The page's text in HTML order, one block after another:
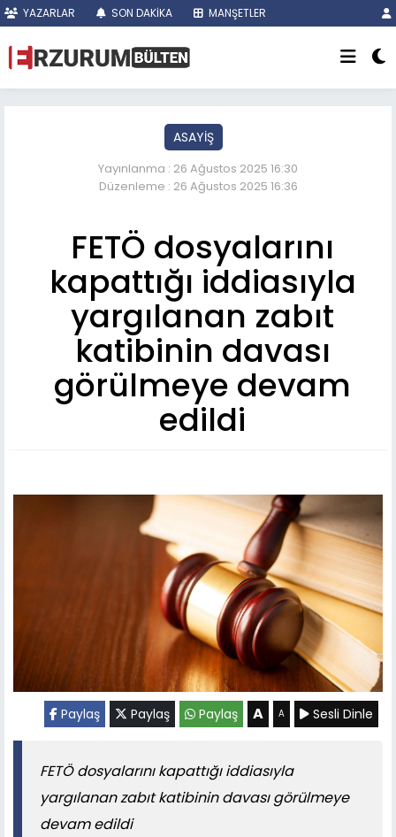
YAZARLAR SON DAKİKA MANŞETLER
ASAYİŞ
Yayınlanma : 26 Ağustos 2025 16:30
Düzenleme : 26 Ağustos 2025 16:36
FETÖ dosyalarını
kapattığı iddiasıyla
yargılanan zabıt
katibinin davası
görülmeye devam
edildi
Paylaş Paylaş Paylaş A A Sesli Dinle
FETÖ dosyalarını kapattığı iddiasıyla
yargılanan zabıt katibinin davası görülmeye
devam edildi